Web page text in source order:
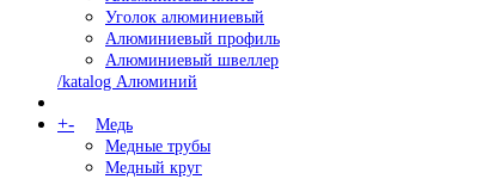
Уголок алюминиевый
Алюминиевый профиль
Алюминиевый швеллер
/katalog Алюминий
+-
Медь
Медные трубы
Медный круг